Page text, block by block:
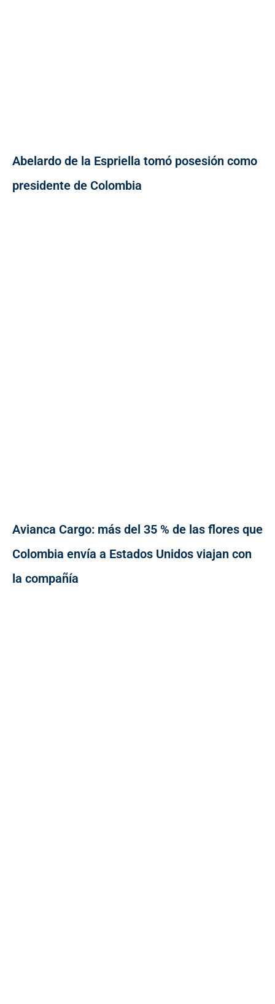
Abelardo de la Espriella tomó posesión como
presidente de Colombia
Avianca Cargo: más del 35 % de las flores que
Colombia envía a Estados Unidos viajan con
la compañía